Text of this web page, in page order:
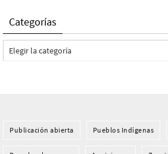
Categorías
Categorías
Publicación abierta Pueblos Indí­genas